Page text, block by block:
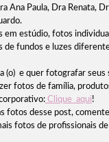
Ana Paula, Dra Renata,
em estúdio, fotos
de fundos e luzes
(o) e quer fotografar seus
fotos de família,
Clique aqui!
fotos desse post,
fotos de profissionais